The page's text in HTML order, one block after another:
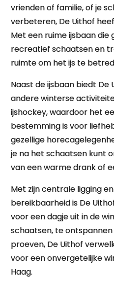
vrienden of familie, of je
verbeteren, De Uithof
Met een ruime ijsbaan die
recreatief schaatsen en
ruimte om het ijs te
Naast de ijsbaan biedt De
andere winterse
ijshockey, waardoor het
bestemming is voor
gezellige
je na het schaatsen kunt
van een warme drank of
Met zijn centrale ligging
bereikbaarheid is De
voor een dagje uit in de
schaatsen, te
proeven, De Uithof
voor een onvergetelijke
Haag.